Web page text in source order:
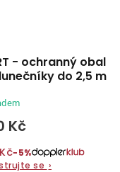
- ochranný obal
do 2,5 m
Kč
−5%
se ›